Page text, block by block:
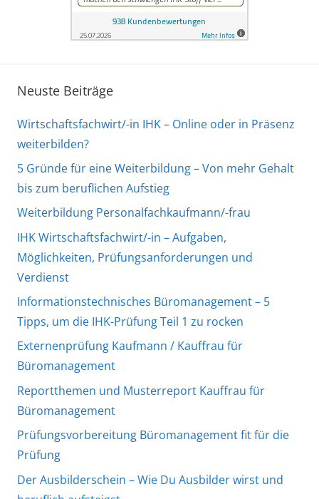
Neuste Beiträge
Wirtschaftsfachwirt/-in IHK – Online oder in Präsenz
weiterbilden?
5 Gründe für eine Weiterbildung – Von mehr Gehalt
bis zum beruflichen Aufstieg
Weiterbildung Personalfachkaufmann/-frau
IHK Wirtschaftsfachwirt/-in – Aufgaben,
Möglichkeiten, Prüfungsanforderungen und
Verdienst
Informationstechnisches Büromanagement – 5
Tipps, um die IHK-Prüfung Teil 1 zu rocken
Externenprüfung Kaufmann / Kauffrau für
Büromanagement
Reportthemen und Musterreport Kauffrau für
Büromanagement
Prüfungsvorbereitung Büromanagement fit für die
Prüfung
Der Ausbilderschein – Wie Du Ausbilder wirst und